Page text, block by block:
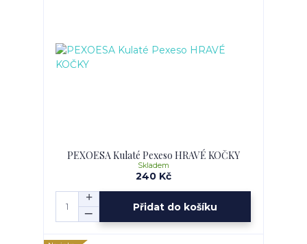
PEXOESA Kulaté Pexeso HRAVÉ KOČKY
240 Kč
Skladem
Přidat do košíku